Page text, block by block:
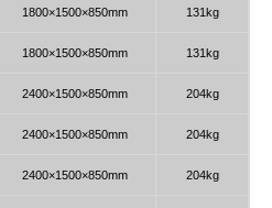
1800×1500×850mm 131kg
1800×1500×850mm 131kg
2400×1500×850mm 204kg
2400×1500×850mm 204kg
2400×1500×850mm 204kg